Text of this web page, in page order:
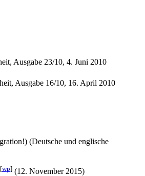
Ausgabe 23/10, 4. Juni 2010
Ausgabe 16/10, 16. April 2010
(Deutsche und englische
[wp] (12. November 2015)